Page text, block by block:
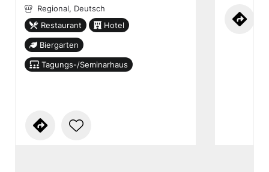
Regional, Deutsch
Restaurant Hotel
Biergarten
Tagungs-/Seminarhaus